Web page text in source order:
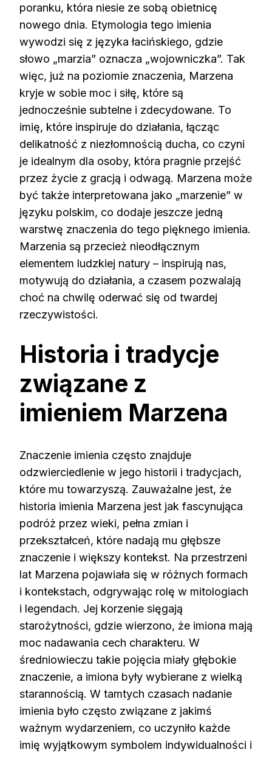
poranku, która niesie ze sobą obietnicę
nowego dnia. Etymologia tego imienia
wywodzi się z języka łacińskiego, gdzie
słowo „marzia” oznacza „wojowniczka”. Tak
więc, już na poziomie znaczenia, Marzena
kryje w sobie moc i siłę, które są
jednocześnie subtelne i zdecydowane. To
imię, które inspiruje do działania, łącząc
delikatność z niezłomnością ducha, co czyni
je idealnym dla osoby, która pragnie przejść
przez życie z gracją i odwagą. Marzena może
być także interpretowana jako „marzenie” w
języku polskim, co dodaje jeszcze jedną
warstwę znaczenia do tego pięknego imienia.
Marzenia są przecież nieodłącznym
elementem ludzkiej natury – inspirują nas,
motywują do działania, a czasem pozwalają
choć na chwilę oderwać się od twardej
rzeczywistości.
Historia i tradycje
związane z
imieniem Marzena
Znaczenie imienia często znajduje
odzwierciedlenie w jego historii i tradycjach,
które mu towarzyszą. Zauważalne jest, że
historia imienia Marzena jest jak fascynująca
podróż przez wieki, pełna zmian i
przekształceń, które nadają mu głębsze
znaczenie i większy kontekst. Na przestrzeni
lat Marzena pojawiała się w różnych formach
i kontekstach, odgrywając rolę w mitologiach
i legendach. Jej korzenie sięgają
starożytności, gdzie wierzono, że imiona mają
moc nadawania cech charakteru. W
średniowieczu takie pojęcia miały głębokie
znaczenie, a imiona były wybierane z wielką
starannością. W tamtych czasach nadanie
imienia było często związane z jakimś
ważnym wydarzeniem, co uczyniło każde
imię wyjątkowym symbolem indywidualności i